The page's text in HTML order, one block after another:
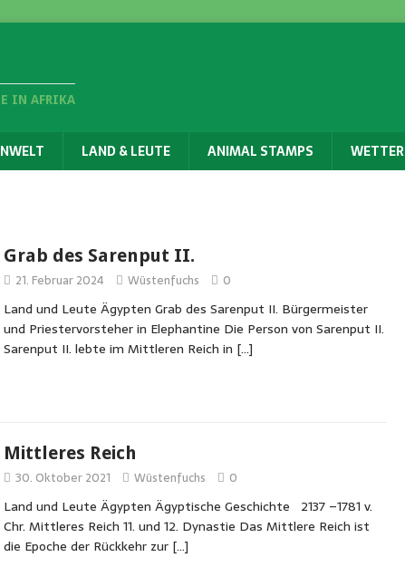
IN AFRIKA
LAND & LEUTE ANIMAL STAMPS WETTER
Grab des Sarenput II.
21. Februar 2024 Wüstenfuchs 0
Land und Leute Ägypten Grab des Sarenput II. Bürgermeister
und Priestervorsteher in Elephantine Die Person von Sarenput II.
Sarenput II. lebte im Mittleren Reich in […]
Mittleres Reich
30. Oktober 2021 Wüstenfuchs 0
Land und Leute Ägypten Ägyptische Geschichte 2137 –1781 v.
Chr. Mittleres Reich 11. und 12. Dynastie Das Mittlere Reich ist
die Epoche der Rückkehr zur […]